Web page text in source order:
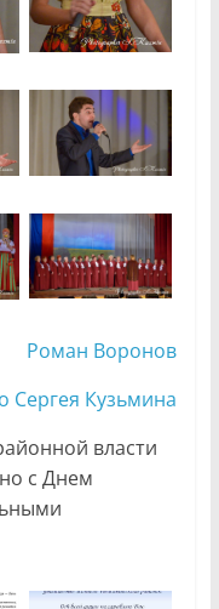
Роман Воронов
Сергея Кузьмина
власти
с Днем